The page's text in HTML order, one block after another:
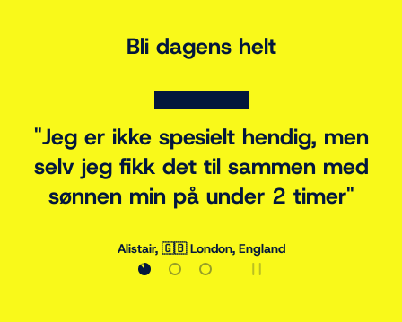
Bli dagens helt
«Han trener faktisk nå – ikke bare
skyter baller inn i buskene.»
Last inn lysbilde 1 of 3
Last inn lysbilde 2 of 3
Last inn lysbilde 3 of 3
PAUSE